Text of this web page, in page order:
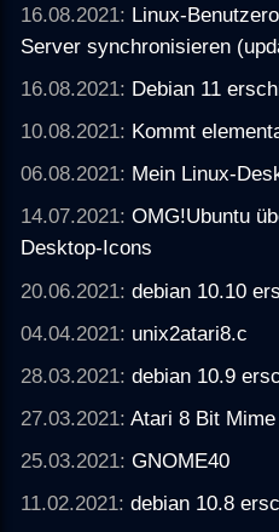
16.08.2021: Linux-
Server synchronisieren
16.08.2021: Debian 11
10.08.2021: Kommt
06.08.2021: Mein Linux-
14.07.2021:OMG!Ubuntu
Desktop-Icons
20.06.2021:debian 10.10
04.04.2021: unix2atari8.c
28.03.2021:debian 10.9
27.03.2021:Atari 8 Bit
25.03.2021:GNOME40
11.02.2021:debian 10.8